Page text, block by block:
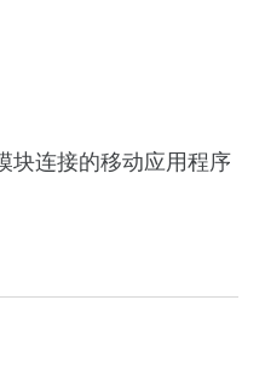
块连接的移动应用程序